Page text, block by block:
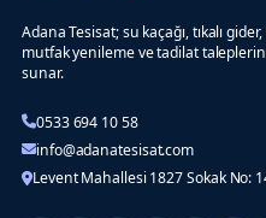
Adana Tesisat; su kaçağı, tıkalı
mutfak yenileme ve tadilat
sunar.
0533 694 10 58
info@adanatesisat.com
Levent Mahallesi 1827 Sokak No: